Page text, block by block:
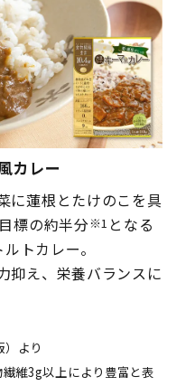
カレー
に蓮根とたけのこを具
標の約半分※1 となる
トカレー。
抑え、栄養バランスに
より
維3g以上により豊富と表